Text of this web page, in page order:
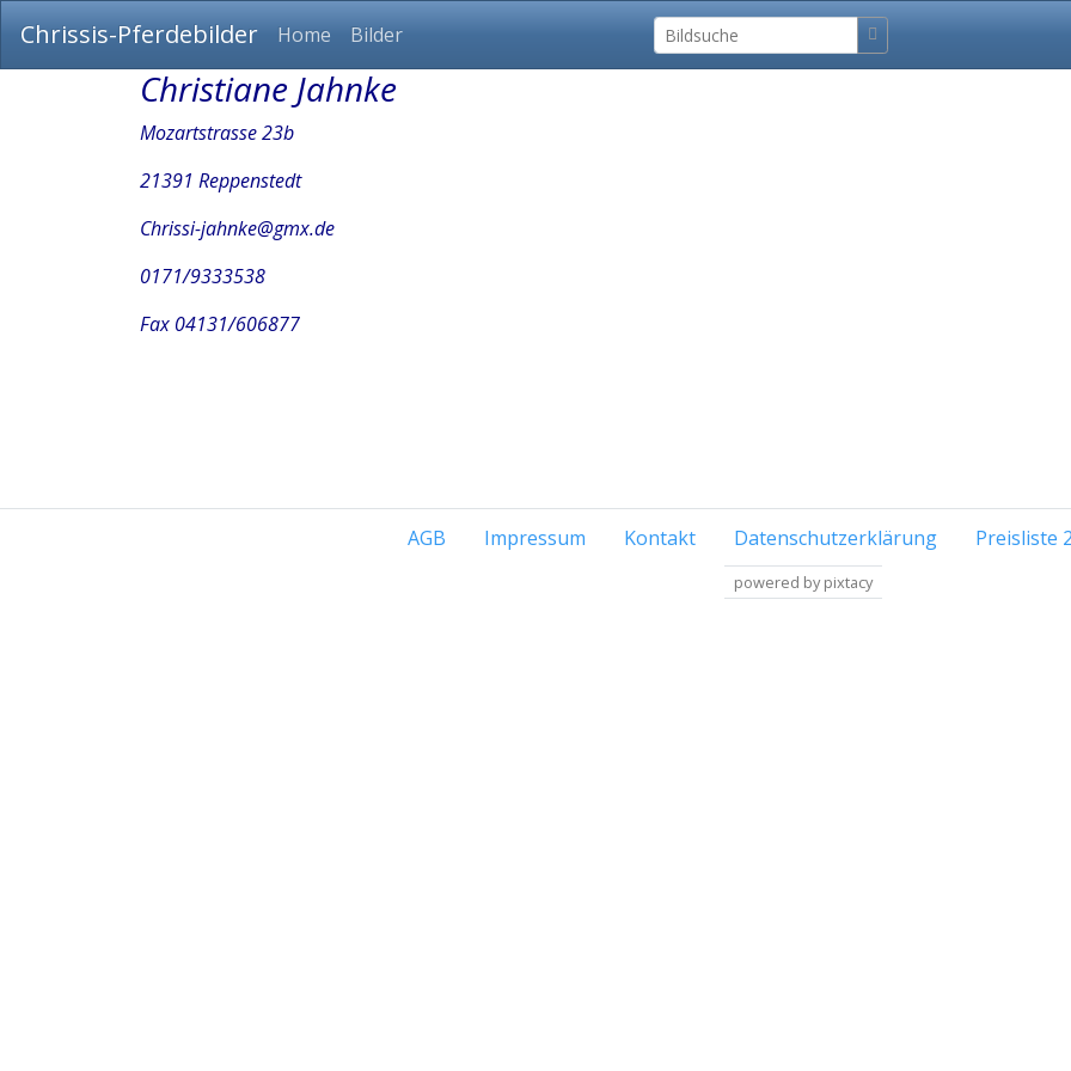
Chrissis-Pferdebilder Home Bilder
Christiane Jahnke
Mozartstrasse 23b
21391 Reppenstedt
Chrissi-jahnke@gmx.de
0171/9333538
Fax 04131/606877
AGB Impressum Kontakt Datenschutzerklärung Preisliste
powered by pixtacy